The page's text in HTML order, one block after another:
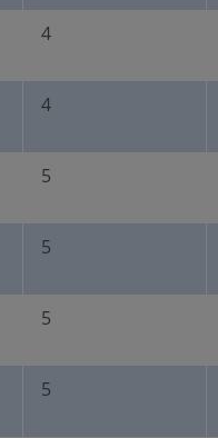
4
4
5
5
5
5